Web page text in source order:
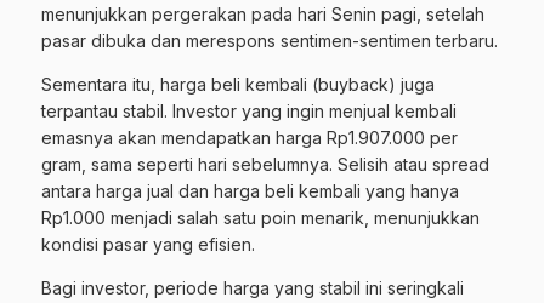
menunjukkan pergerakan pada hari Senin pagi, setelah
pasar dibuka dan merespons sentimen-sentimen terbaru.
Sementara itu, harga beli kembali (buyback) juga
terpantau stabil. Investor yang ingin menjual kembali
emasnya akan mendapatkan harga Rp1.907.000 per
gram, sama seperti hari sebelumnya. Selisih atau spread
antara harga jual dan harga beli kembali yang hanya
Rp1.000 menjadi salah satu poin menarik, menunjukkan
kondisi pasar yang efisien.
Bagi investor, periode harga yang stabil ini seringkali